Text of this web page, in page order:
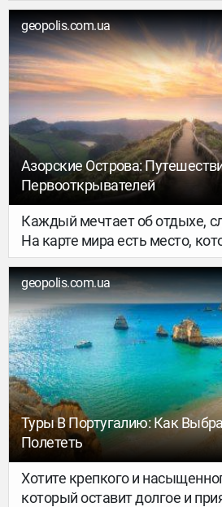
составляют списки стран и
хотят побывать.
время, которое делает
счастливым.
geopolis.com.ua
Азорские Острова:
Первооткрывателей
Каждый мечтает об отдыхе,
На карте мира есть место,
дышит волшебством.
острова радуют глаз
маленькими городками, где
словно пряничный,
вулканическими пейзажами,
пляжами Атлантики,
и прекрасными озерами.
geopolis.com.ua
Туры В Португалию: Как
Полететь
Хотите крепкого и
который оставит долгое и